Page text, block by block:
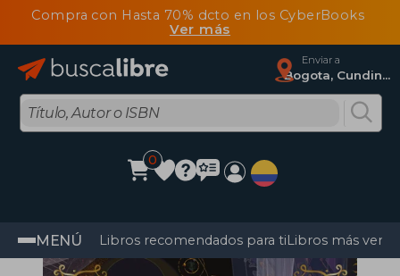
Compra con Hasta 70% dcto en los CyberBooks
Ver más
Enviar a
Bogota, Cundinamarca
0
MENÚ Libros recomendados para tiLibros más